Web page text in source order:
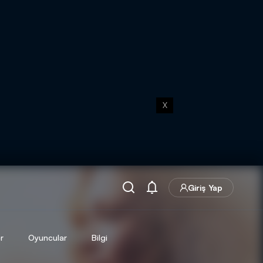
X
Giriş Yap
Oyuncular Bilgi